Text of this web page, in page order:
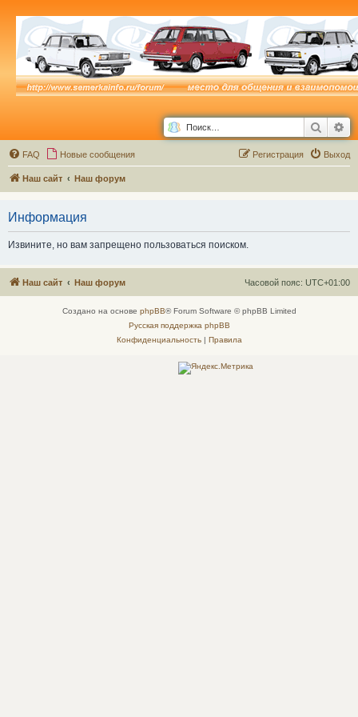
Поиск
FAQ Новые сообщения Выход
Регистрация
Наш сайт Наш форум
Информация
Извините, но вам запрещено пользоваться поиском.
Наш сайт Наш форум Часовой пояс: UTC+01:00
Создано на основе phpBB® Forum Software © phpBB Limited
Русская поддержка phpBB
Конфиденциальность| Правила